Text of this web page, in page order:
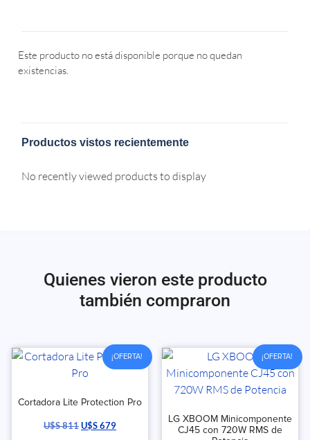
Este producto no está disponible porque no quedan
existencias.
Productos vistos recientemente
No recently viewed products to display
Quienes vieron este producto
también compraron
¡OFERTA!
Cortadora Lite Protection Pro
U$S811U$S679
¡OFERTA!
LG XBOOM Minicomponente
CJ45 con 720W RMS de